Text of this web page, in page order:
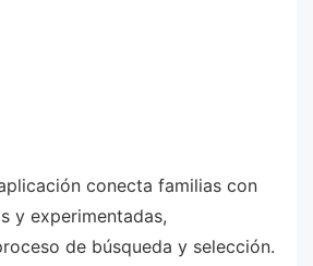
conecta familias con
y experimentadas,
de búsqueda y selección.